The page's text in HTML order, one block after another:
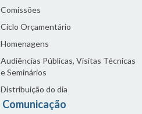
Comissões
Ciclo Orçamentário
Homenagens
Audiências Públicas, Visitas Técnicas
e Seminários
Distribuição do dia
Comunicação